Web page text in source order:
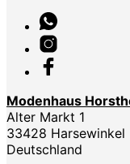
Modenhaus
Alter Markt 1
33428 Harsewinkel
Deutschland